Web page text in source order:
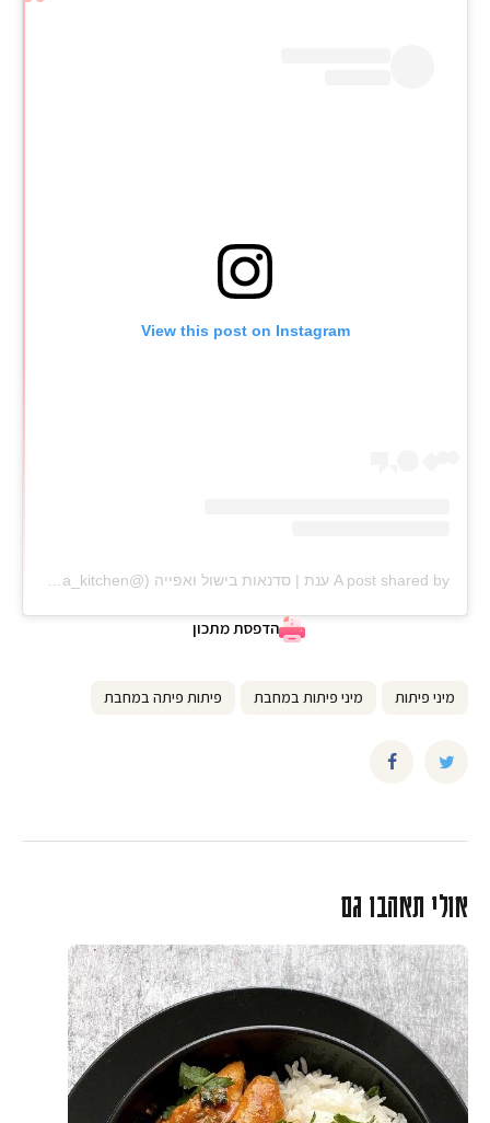
View this post on Instagram
A post shared by ענת | סדנאות בישול ואפייה (@anat_elisha_kitchen)
הדפסת מתכון
מיני פיתות מיני פיתות במחבת פיתות פיתה במחבת
אולי תאהבו גם